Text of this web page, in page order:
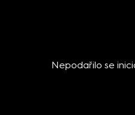
Nepodařilo se